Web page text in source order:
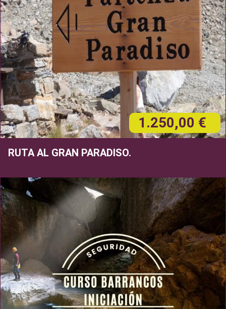
1.250,00 €
RUTA AL GRAN PARADISO.